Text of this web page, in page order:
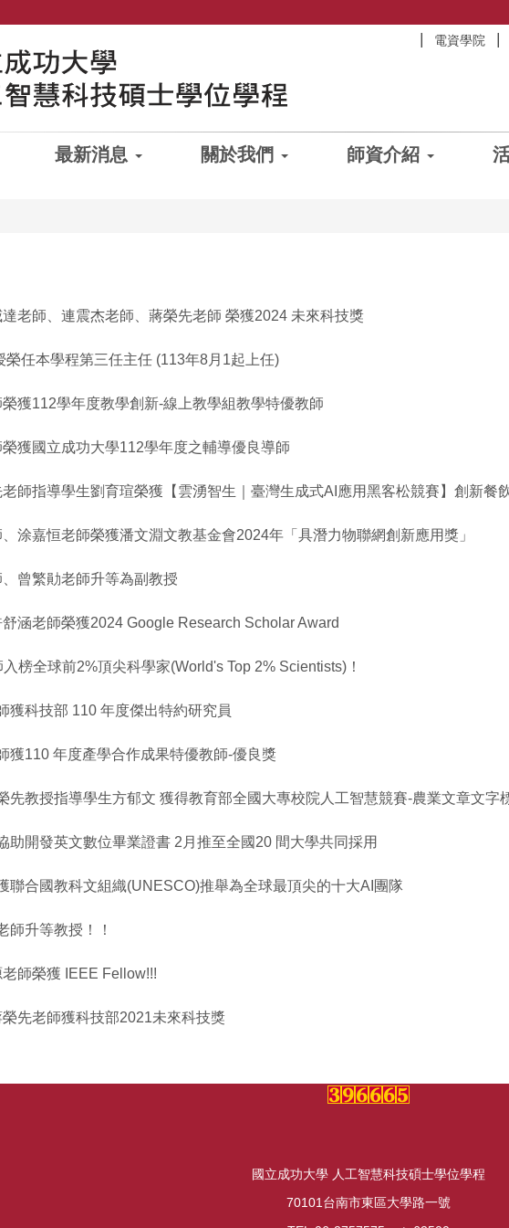
電資學院
最新消息 關於我們 師資介紹
老師、連震杰老師、蔣榮先老師 榮獲2024 未來科技獎
榮任本學程第三任主任 (113年8月1起上任)
獲112學年度教學創新-線上教學組教學特優教師
獲國立成功大學112學年度之輔導優良導師
師指導學生劉育瑄榮獲【雲湧智生｜臺灣生成式AI應用黑客松競賽】創新餐
涂嘉恒老師榮獲潘文淵文教基金會2024年「具潛力物聯網創新應用獎」
曾繁勛老師升等為副教授
舒涵老師榮獲2024 Google Research Scholar Award
榜全球前2%頂尖科學家(World's Top 2% Scientists)！
獲科技部 110 年度傑出特約研究員
獲110 年度產學合作成果特優教師-優良獎
先教授指導學生方郁文 獲得教育部全國大專校院人工智慧競賽-農業文章文
助開發英文數位畢業證書 2月推至全國20 間大學共同採用
聯合國教科文組織(UNESCO)推舉為全球最頂尖的十大AI團隊
師升等教授！！
老師榮獲 IEEE Fellow!!!
榮先老師獲科技部2021未來科技獎
國立成功大學 人工智慧科技碩士學位學程
70101台南市東區大學路一號